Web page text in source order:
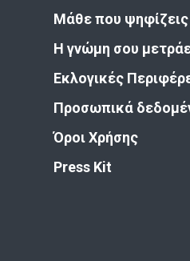
Μάθε που ψηφίζεις
Η γνώμη σου
Εκλογικές
Προσωπικά
Όροι Χρήσης
Press Kit